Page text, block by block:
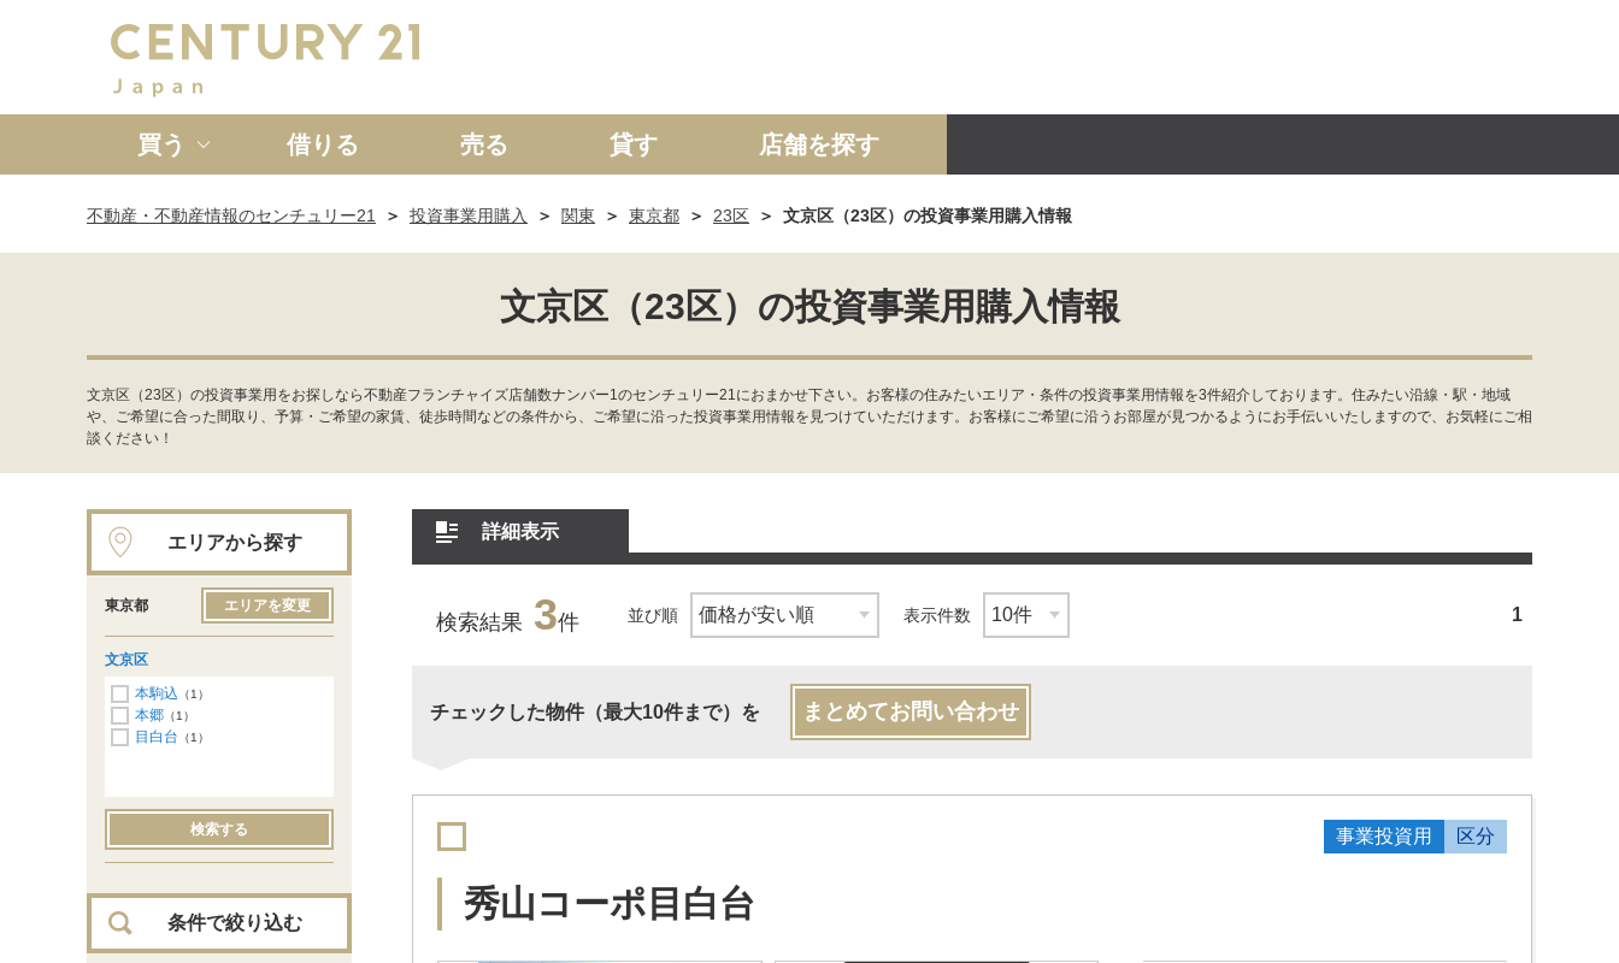
買う
新築一戸建て 中古一戸建て マンション 土地 事業投資用
借りる 売る 貸す 店舗を探す
不動産・不動産情報のセンチュリー21 投資事業用購入 関東 東京都 23区 文京区（23区）の投資事業用購入情報
文京区（23区）の投資事業用購入情報
文京区（23区）の投資事業用をお探しなら不動産フランチャイズ店舗数ナンバー1のセンチュリー21におまかせ下さい。お客様の住みたいエリア・条件の投資事業用情報を3件紹介しております。住みたい沿線・駅・地域
や、ご希望に合った間取り、予算・ご希望の家賃、徒歩時間などの条件から、ご希望に沿った投資事業用情報を見つけていただけます。お客様にご希望に沿うお部屋が見つかるようにお手伝いいたしますので、お気軽にご相
談ください！
詳細表示
検索結果 3件 並び順 表示件数 1
チェックした物件（最大10件まで）を まとめてお問い合わせ
事業投資用 区分
秀山コーポ目白台
エリアから探す
東京都 エリアを変更
文京区
本駒込 （1）
本郷 （1）
目白台 （1）
検索する
条件で絞り込む